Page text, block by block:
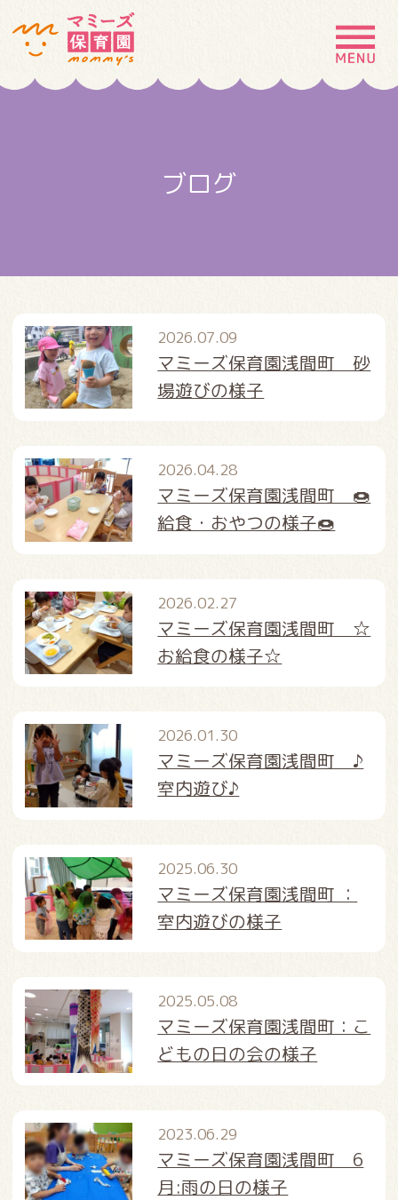
MENU
採用情報 お問い合わせ
ブログ
2026.07.09
マミーズ保育園浅間町 砂
場遊びの様子
2026.04.28
マミーズ保育園浅間町 🍩
給食・おやつの様子🍩
2026.02.27
マミーズ保育園浅間町 ☆
お給食の様子☆
2026.01.30
マミーズ保育園浅間町 ♪
室内遊び♪
2025.06.30
マミーズ保育園浅間町 ：
室内遊びの様子
2025.05.08
マミーズ保育園浅間町：こ
どもの日の会の様子
2023.06.29
マミーズ保育園浅間町 6
月:雨の日の様子